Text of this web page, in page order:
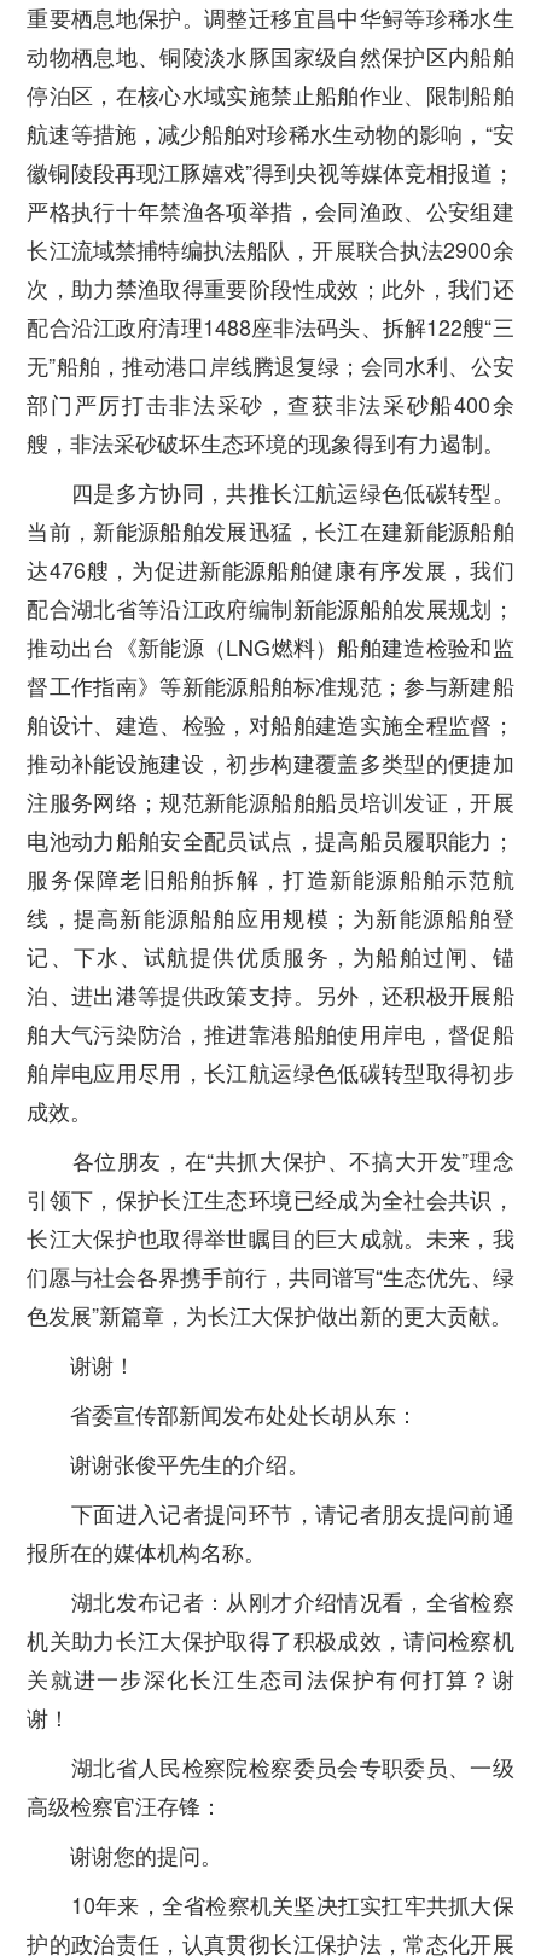
重要栖息地保护。调整迁移宜昌中华鲟等珍稀水生
动物栖息地、铜陵淡水豚国家级自然保护区内船舶
停泊区，在核心水域实施禁止船舶作业、限制船舶
航速等措施，减少船舶对珍稀水生动物的影响，“安
徽铜陵段再现江豚嬉戏”得到央视等媒体竞相报道；
严格执行十年禁渔各项举措，会同渔政、公安组建
长江流域禁捕特编执法船队，开展联合执法2900余
次，助力禁渔取得重要阶段性成效；此外，我们还
配合沿江政府清理1488座非法码头、拆解122艘“三
无”船舶，推动港口岸线腾退复绿；会同水利、公安
部门严厉打击非法采砂，查获非法采砂船400余
艘，非法采砂破坏生态环境的现象得到有力遏制。
四是多方协同，共推长江航运绿色低碳转型。
当前，新能源船舶发展迅猛，长江在建新能源船舶
达476艘，为促进新能源船舶健康有序发展，我们
配合湖北省等沿江政府编制新能源船舶发展规划；
推动出台《新能源（LNG燃料）船舶建造检验和监
督工作指南》等新能源船舶标准规范；参与新建船
舶设计、建造、检验，对船舶建造实施全程监督；
推动补能设施建设，初步构建覆盖多类型的便捷加
注服务网络；规范新能源船舶船员培训发证，开展
电池动力船舶安全配员试点，提高船员履职能力；
服务保障老旧船舶拆解，打造新能源船舶示范航
线，提高新能源船舶应用规模；为新能源船舶登
记、下水、试航提供优质服务，为船舶过闸、锚
泊、进出港等提供政策支持。另外，还积极开展船
舶大气污染防治，推进靠港船舶使用岸电，督促船
舶岸电应用尽用，长江航运绿色低碳转型取得初步
成效。
各位朋友，在“共抓大保护、不搞大开发”理念
引领下，保护长江生态环境已经成为全社会共识，
长江大保护也取得举世瞩目的巨大成就。未来，我
们愿与社会各界携手前行，共同谱写“生态优先、绿
色发展”新篇章，为长江大保护做出新的更大贡献。
谢谢！
省委宣传部新闻发布处处长胡从东：
谢谢张俊平先生的介绍。
下面进入记者提问环节，请记者朋友提问前通
报所在的媒体机构名称。
湖北发布记者：从刚才介绍情况看，全省检察
机关助力长江大保护取得了积极成效，请问检察机
关就进一步深化长江生态司法保护有何打算？谢
谢！
湖北省人民检察院检察委员会专职委员、一级
高级检察官汪存锋：
谢谢您的提问。
10年来，全省检察机关坚决扛实扛牢共抓大保
护的政治责任，认真贯彻长江保护法，常态化开展